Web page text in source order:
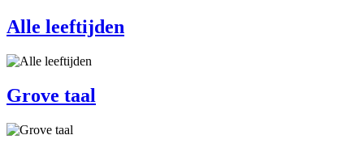
Alle leeftijden
Grove taal